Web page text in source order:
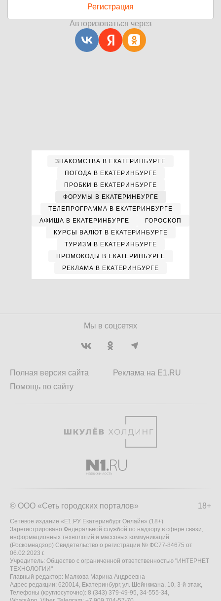
Регистрация
Авторизоваться через
ЗНАКОМСТВА В ЕКАТЕРИНБУРГЕ
ПОГОДА В ЕКАТЕРИНБУРГЕ
ПРОБКИ В ЕКАТЕРИНБУРГЕ
ФОРУМЫ В ЕКАТЕРИНБУРГЕ
ТЕЛЕПРОГРАММА В ЕКАТЕРИНБУРГЕ
АФИША В ЕКАТЕРИНБУРГЕ
ГОРОСКОП
КУРСЫ ВАЛЮТ В ЕКАТЕРИНБУРГЕ
ТУРИЗМ В ЕКАТЕРИНБУРГЕ
ПРОМОКОДЫ В ЕКАТЕРИНБУРГЕ
РЕКЛАМА В ЕКАТЕРИНБУРГЕ
Мы в соцсетях
Полная версия сайта
Помощь по сайту
Реклама на E1.RU
18+
© ООО «Сеть городских порталов»
Сетевое издание «Е1.РУ Екатеринбург Онлайн» (18+)
Зарегистрировано Федеральной службой по надзору в сфере связи,
информационных технологий и массовых коммуникаций
(Роскомнадзор) Свидетельство о регистрации № ФС77-84675 от
06.02.2023 г.
Учредитель: Общество с ограниченной ответственностью "ИНТЕРНЕТ
ТЕХНОЛОГИИ"
Главный редактор: Малкова Марина Андреевна
Адрес редакции: 620014, Екатеринбург, ул. Шейнкмана, 10, 3-й этаж,
Телефоны (круглосуточно): 8 (343) 379-49-95, 34-555-34,